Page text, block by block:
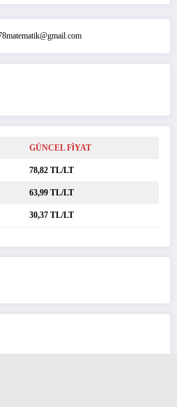
GÜNCEL FİYAT
78,82 TL/LT
63,99 TL/LT
30,37 TL/LT